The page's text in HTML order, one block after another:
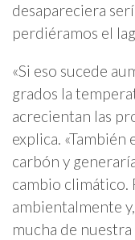
desapareciera
perdiéramos el
«Si eso sucede
grados la
acrecientan las
explica.
carbón y
cambio climático.
ambientalmente
mucha de